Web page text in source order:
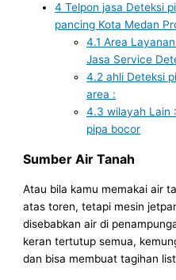
4 Telpon jasa Deteksi
pancing Kota Medan
4.1 Area
Jasa Service
4.2 ahli Deteksi
area :
4.3 wilayah Lain
pipa bocor
Sumber Air Tanah
Atau bila kamu memakai air
atas toren, tetapi mesin
disebabkan air di
keran tertutup semua,
dan bisa membuat tagihan